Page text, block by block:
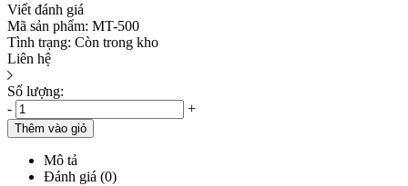
Viết đánh giá
Mã sản phẩm: MT-500
Tình trạng: Còn trong kho
Liên hệ
Số lượng:
-
+
Thêm vào giỏ
Mô tả
Đánh giá (0)